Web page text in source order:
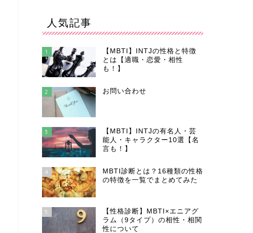
人気記事
1
【MBTI】INTJの性格と特徴
とは【適職・恋愛・相性
も！】
2 お問い合わせ
3
【MBTI】INTJの有名人・芸
能人・キャラクター10選【名
言も！】
4
MBTI診断とは？16種類の性格
の特徴を一覧でまとめてみた
5
【性格診断】MBTI×エニアグ
ラム（9タイプ）の相性・相関
性について